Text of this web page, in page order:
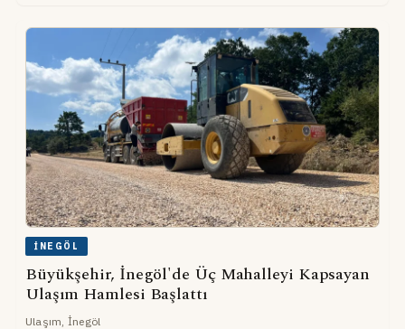
İNEGÖL
Büyükşehir, İnegöl'de Üç Mahalleyi Kapsayan
Ulaşım Hamlesi Başlattı
Ulaşım, İnegöl